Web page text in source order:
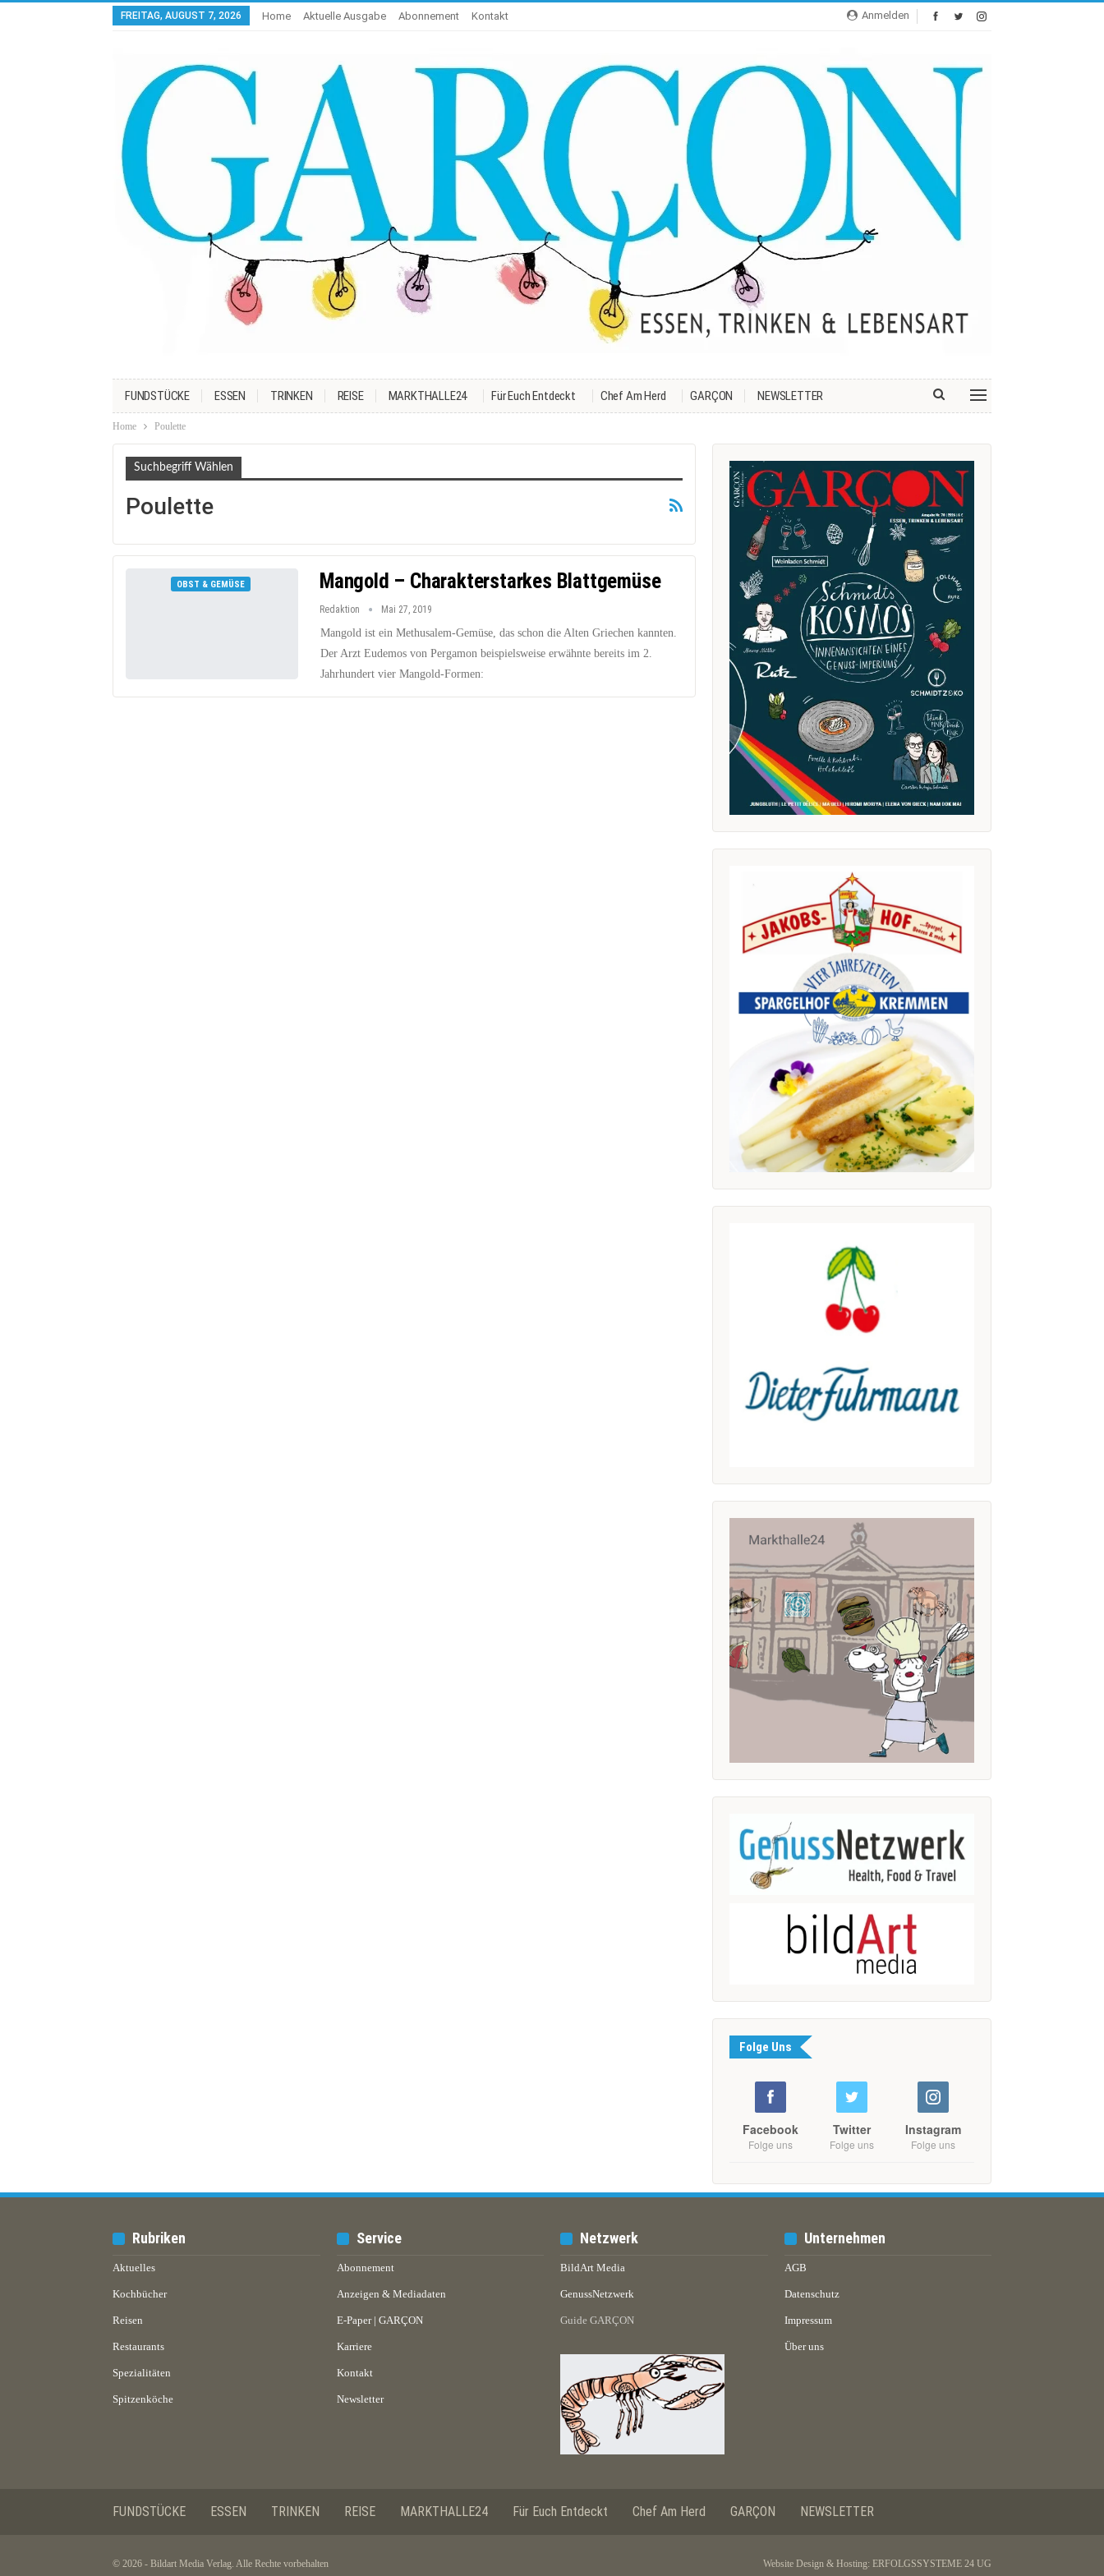
Anmelden
FREITAG, AUGUST 7, 2026 Home Aktuelle Ausgabe Abonnement Kontakt
FUNDSTÜCKE ESSEN TRINKEN REISE MARKTHALLE24 Für Euch Entdeckt Chef Am Herd GARÇON NEWSLETTER
Home Poulette
Suchbegriff Wählen
Poulette
OBST & GEMÜSE Mangold – Charakterstarkes Blattgemüse
Redaktion Mai 27, 2019
Mangold ist ein Methusalem-Gemüse, das schon die Alten Griechen kannten.
Der Arzt Eudemos von Pergamon beispielsweise erwähnte bereits im 2.
Jahrhundert vier Mangold-Formen:
Folge Uns
Facebook
Folge uns
Twitter
Folge uns
Instagram
Folge uns
Rubriken
Aktuelles
Kochbücher
Reisen
Restaurants
Spezialitäten
Spitzenköche
Service
Abonnement
Anzeigen & Mediadaten
E-Paper | GARÇON
Karriere
Kontakt
Newsletter
Netzwerk
BildArt Media
GenussNetzwerk
Guide GARÇON
Unternehmen
AGB
Datenschutz
Impressum
Über uns
FUNDSTÜCKE ESSEN TRINKEN REISE MARKTHALLE24 Für Euch Entdeckt Chef Am Herd GARÇON NEWSLETTER
© 2026 - Bildart Media Verlag. Alle Rechte vorbehalten Website Design & Hosting: ERFOLGSSYSTEME 24 UG